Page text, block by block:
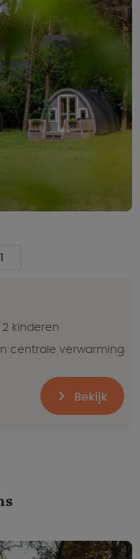
1
kinderen
centrale verwarming
Bekijk